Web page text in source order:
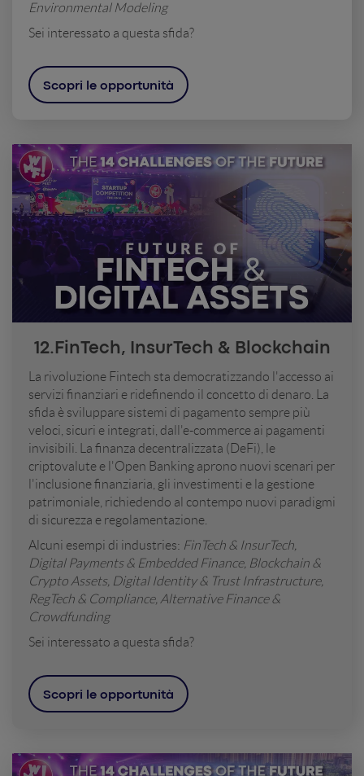
Environmental Modeling
Sei interessato a questa sfida?
Scopri le opportunità
12.FinTech, InsurTech & Blockchain
La rivoluzione Fintech sta democratizzando l'accesso ai
servizi finanziari e ridefinendo il concetto di denaro. La
sfida è sviluppare sistemi di pagamento sempre più
veloci, sicuri e integrati, dall'e-commerce ai pagamenti
invisibili. La finanza decentralizzata (DeFi), le
criptovalute e l'Open Banking aprono nuovi scenari per
l'inclusione finanziaria, gli investimenti e la gestione
patrimoniale, richiedendo al contempo nuovi paradigmi
di sicurezza e regolamentazione.
Alcuni esempi di industries: FinTech & InsurTech,
Digital Payments & Embedded Finance, Blockchain &
Crypto Assets, Digital Identity & Trust Infrastructure,
RegTech & Compliance, Alternative Finance &
Crowdfunding
Sei interessato a questa sfida?
Scopri le opportunità